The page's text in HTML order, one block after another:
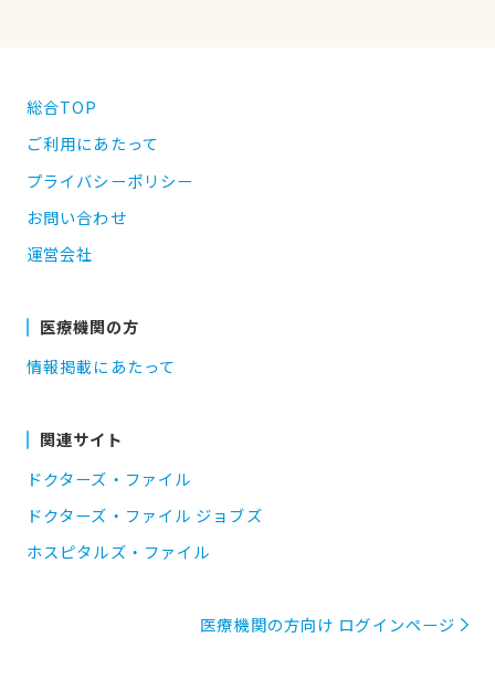
総合TOP
ご利用にあたって
プライバシーポリシー
お問い合わせ
運営会社
医療機関の方
情報掲載にあたって
関連サイト
ドクターズ・ファイル
ドクターズ・ファイル ジョブズ
ホスピタルズ・ファイル
医療機関の方向け ログインページ